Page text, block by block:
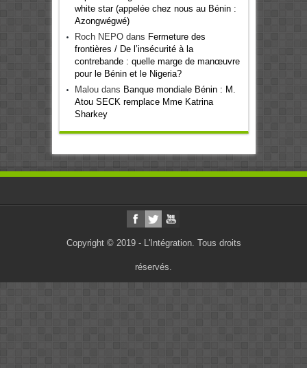
white star (appelée chez nous au Bénin :
Azongwégwé)
Roch NEPOdans Fermeture des
frontières / De l’insécurité à la
contrebande : quelle marge de manœuvre
pour le Bénin et le Nigeria?
Maloudans Banque mondiale Bénin : M.
Atou SECK remplace Mme Katrina
Sharkey
Copyright © 2019 - L'Intégration. Tous droits
réservés.